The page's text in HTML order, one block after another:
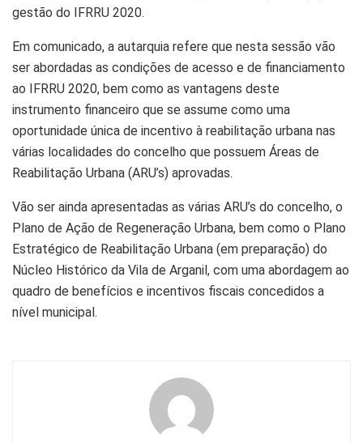
gestão do IFRRU 2020.
Em comunicado, a autarquia refere que nesta sessão vão
ser abordadas as condições de acesso e de financiamento
ao IFRRU 2020, bem como as vantagens deste
instrumento financeiro que se assume como uma
oportunidade única de incentivo à reabilitação urbana nas
várias localidades do concelho que possuem Áreas de
Reabilitação Urbana (ARU’s) aprovadas.
Vão ser ainda apresentadas as várias ARU’s do concelho, o
Plano de Ação de Regeneração Urbana, bem como o Plano
Estratégico de Reabilitação Urbana (em preparação) do
Núcleo Histórico da Vila de Arganil, com uma abordagem ao
quadro de benefícios e incentivos fiscais concedidos a
nível municipal.